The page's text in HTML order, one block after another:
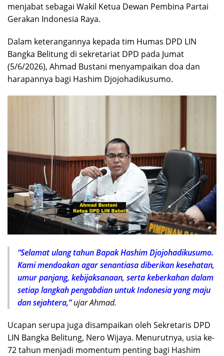
menjabat sebagai Wakil Ketua Dewan Pembina Partai
Gerakan Indonesia Raya.
Dalam keterangannya kepada tim Humas DPD LIN
Bangka Belitung di sekretariat DPD pada Jumat
(5/6/2026), Ahmad Bustani menyampaikan doa dan
harapannya bagi Hashim Djojohadikusumo.
“Selamat ulang tahun Bapak Hashim Djojohadikusumo.
Kami mendoakan agar senantiasa diberikan kesehatan,
umur panjang, kebijaksanaan, serta keberkahan dalam
setiap langkah pengabdian untuk Indonesia yang maju
dan sejahtera,” ujar Ahmad.
Ucapan serupa juga disampaikan oleh Sekretaris DPD
LIN Bangka Belitung, Nero Wijaya. Menurutnya, usia ke-
72 tahun menjadi momentum penting bagi Hashim